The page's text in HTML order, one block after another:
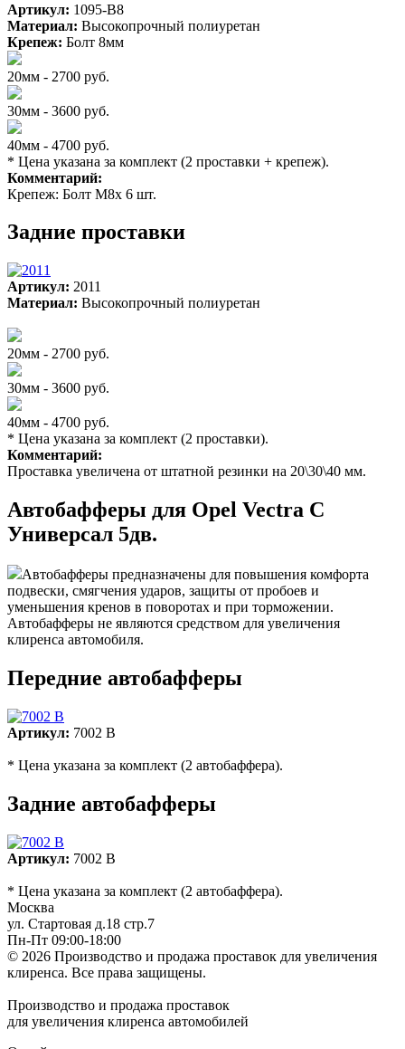
Артикул: 1095-B8
Материал: Высокопрочный полиуретан
Крепеж: Болт 8мм
20мм - 2700 руб.
30мм - 3600 руб.
40мм - 4700 руб.
* Цена указана за комплект (2 проставки + крепеж).
Комментарий:
Крепеж: Болт М8х 6 шт.
Задние проставки
Артикул: 2011
Материал: Высокопрочный полиуретан
20мм - 2700 руб.
30мм - 3600 руб.
40мм - 4700 руб.
* Цена указана за комплект (2 проставки).
Комментарий:
Проставка увеличена от штатной резинки на 20\30\40 мм.
Автобафферы для Opel Vectra C
Универсал 5дв.
Автобафферы предназначены для повышения комфорта
подвески, смягчения ударов, защиты от пробоев и
уменьшения кренов в поворотах и при торможении.
Автобафферы не являются средством для увеличения
клиренса автомобиля.
Передние автобафферы
Артикул: 7002 B
* Цена указана за комплект (2 автобаффера).
Задние автобафферы
Артикул: 7002 B
* Цена указана за комплект (2 автобаффера).
Москва
ул. Стартовая д.18 стр.7
Пн-Пт 09:00-18:00
© 2026 Производство и продажа проставок для увеличения
клиренса. Все права защищены.
Производство и продажа проставок
для увеличения клиренса автомобилей